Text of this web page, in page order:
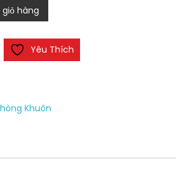
hàng
Yêu Thích
Khuôn